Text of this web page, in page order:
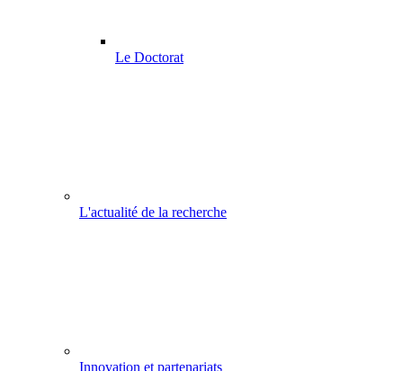
Le Doctorat
L'actualité de la recherche
Innovation et partenariats